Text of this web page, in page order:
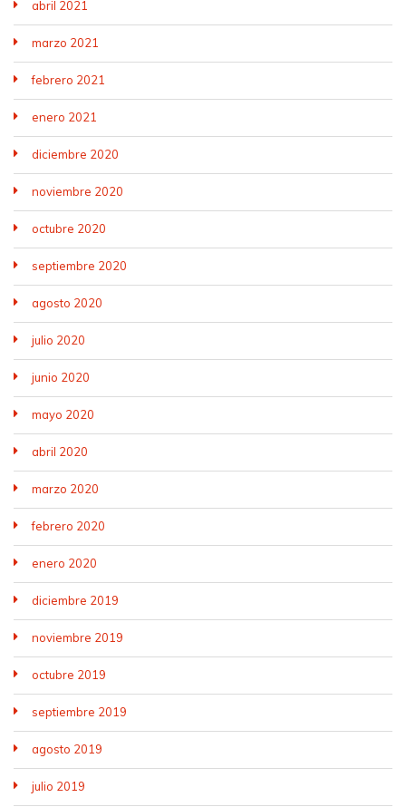
abril 2021
marzo 2021
febrero 2021
enero 2021
diciembre 2020
noviembre 2020
octubre 2020
septiembre 2020
agosto 2020
julio 2020
junio 2020
mayo 2020
abril 2020
marzo 2020
febrero 2020
enero 2020
diciembre 2019
noviembre 2019
octubre 2019
septiembre 2019
agosto 2019
julio 2019